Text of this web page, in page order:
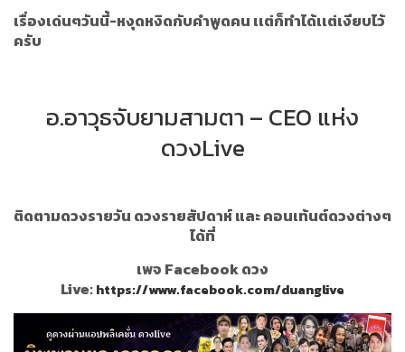
เรื่องเด่นๆวันนี้-หงุดหงิดกับคำพูดคน เเต่ก็ทำได้เเต่เงียบไว้
ครับ
อ.อาวุธจับยามสามตา – CEO แห่ง
ดวงLive
ติดตามดวงรายวัน ดวงรายสัปดาห์ และ คอนเท้นต์ดวงต่างๆ
ได้ที่
เพจ Facebook ดวง
Live:https://www.facebook.com/duanglive